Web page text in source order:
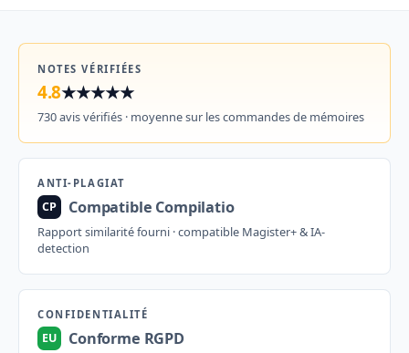
NOTES VÉRIFIÉES
4.8★★★★★
730 avis vérifiés · moyenne sur les commandes de mémoires
ANTI-PLAGIAT
CP Compatible Compilatio
Rapport similarité fourni · compatible Magister+ & IA-
detection
CONFIDENTIALITÉ
EU Conforme RGPD